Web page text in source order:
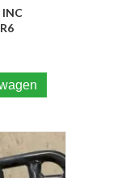
INC